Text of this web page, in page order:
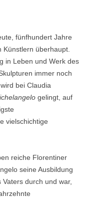
fünfhundert Jahre
überhaupt.
in Leben und Werk des
immer noch
bei Claudia
gelingt, auf
vielschichtige
reiche Florentiner
seine Ausbildung
durch und war,